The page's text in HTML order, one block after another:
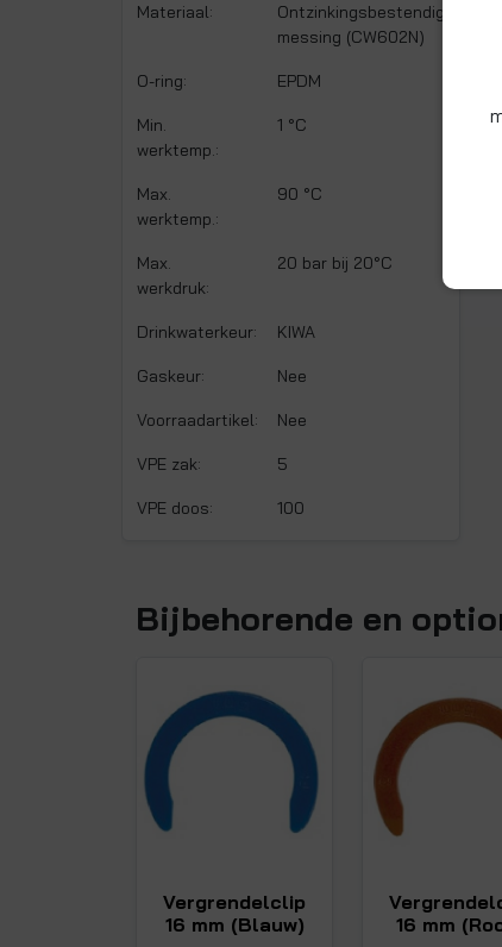
Materiaal:
Ontzinkingsbestendig
messing (CW602N)
O-ring: EPDM
Min.
werktemp.:
1 °C
Max.
werktemp.:
90 °C
Max.
werkdruk:
20 bar bij 20°C
Drinkwaterkeur: KIWA
Gaskeur: Nee
Voorraadartikel: Nee
VPE zak: 5
VPE doos: 100
Bijbehorende en
Vergrendelclip
16 mm (Blauw)
16 mm